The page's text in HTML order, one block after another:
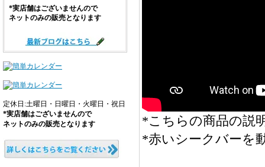
*実店舗はございませんので
ネットのみの販売となります
定休日:土曜日・日曜日・火曜日・祝日
*実店舗はございませんので
ネットのみの販売となります
*こちらの商品の説
*赤いシークバーを